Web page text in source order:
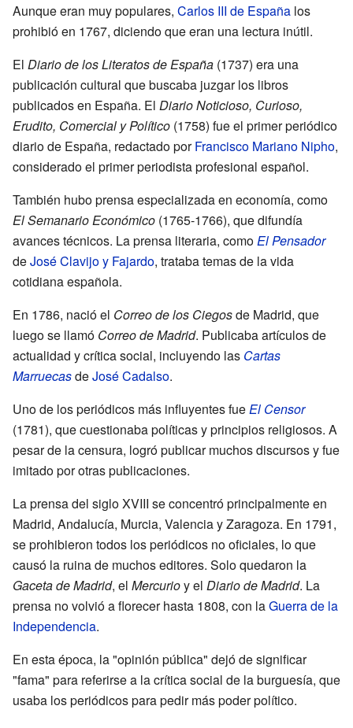
Aunque eran muy populares, Carlos III de España los
prohibió en 1767, diciendo que eran una lectura inútil.
El Diario de los Literatos de España (1737) era una
publicación cultural que buscaba juzgar los libros
publicados en España. El Diario Noticioso, Curioso,
Erudito, Comercial y Político (1758) fue el primer periódico
diario de España, redactado porFrancisco Mariano Nipho,
considerado el primer periodista profesional español.
También hubo prensa especializada en economía, como
El Semanario Económico (1765-1766), que difundía
avances técnicos. La prensa literaria, comoEl Pensador
deJosé Clavijo y Fajardo, trataba temas de la vida
cotidiana española.
En 1786, nació el Correo de los Ciegosde Madrid, que
luego se llamó Correo de Madrid. Publicaba artículos de
actualidad y crítica social, incluyendo las Cartas
MarruecasdeJosé Cadalso.
Uno de los periódicos más influyentes fueEl Censor
(1781), que cuestionaba políticas y principios religiosos. A
pesar de la censura, logró publicar muchos discursos y fue
imitado por otras publicaciones.
La prensa del siglo XVIII se concentró principalmente en
Madrid, Andalucía, Murcia, Valencia y Zaragoza. En 1791,
se prohibieron todos los periódicos no oficiales, lo que
causó la ruina de muchos editores. Solo quedaron la
Gaceta de Madrid, el Mercurioy el Diario de Madrid. La
prensa no volvió a florecer hasta 1808, con laGuerra de la
Independencia.
En esta época, la "opinión pública" dejó de significar
"fama" para referirse a la crítica social de la burguesía, que
usaba los periódicos para pedir más poder político.